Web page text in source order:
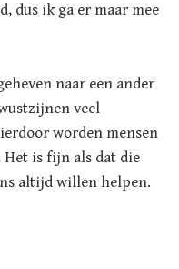
dus ik ga er maar mee
naar een ander
veel
worden mensen
is fijn als dat die
altijd willen helpen.